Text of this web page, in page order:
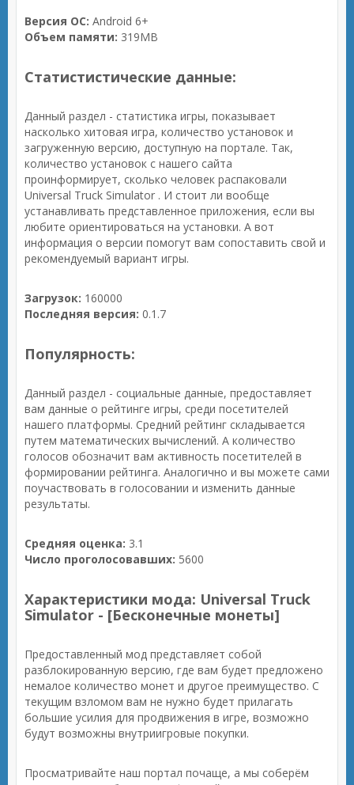
Версия ОС: Android 6+
Объем памяти: 319MB
Статистистические данные:
Данный раздел - статистика игры, показывает
насколько хитовая игра, количество установок и
загруженную версию, доступную на портале. Так,
количество установок с нашего сайта
проинформирует, сколько человек распаковали
Universal Truck Simulator . И стоит ли вообще
устанавливать представленное приложения, если вы
любите ориентироваться на установки. А вот
информация о версии помогут вам сопоставить свой и
рекомендуемый вариант игры.
Загрузок: 160000
Последняя версия: 0.1.7
Популярность:
Данный раздел - социальные данные, предоставляет
вам данные о рейтинге игры, среди посетителей
нашего платформы. Средний рейтинг складывается
путем математических вычислений. А количество
голосов обозначит вам активность посетителей в
формировании рейтинга. Аналогично и вы можете сами
поучаствовать в голосовании и изменить данные
результаты.
Средняя оценка: 3.1
Число проголосовавших: 5600
Характеристики мода: Universal Truck
Simulator - [Бесконечные монеты]
Предоставленный мод представляет собой
разблокированную версию, где вам будет предложено
немалое количество монет и другое преимущество. С
текущим взломом вам не нужно будет прилагать
большие усилия для продвижения в игре, возможно
будут возможны внутриигровые покупки.
Просматривайте наш портал почаще, а мы соберём